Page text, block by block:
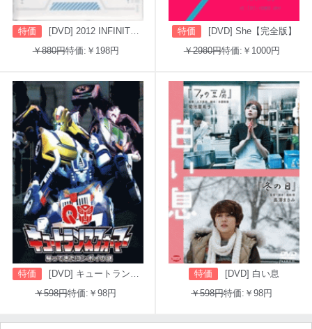
特価
[DVD] 2012 INFINITE CONCERT SECOND INVASION: EVOLUTION
￥880円特価:￥198円
特価
[DVD] She【完全版】
￥2980円特価:￥1000円
特価
[DVD] キュートランスフォーマー 帰ってきたコンボイの謎
￥598円特価:￥98円
特価
[DVD] 白い息
￥598円特価:￥98円